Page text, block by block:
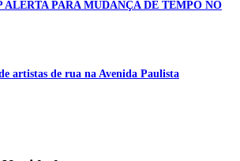
ALERTA PARA MUDANÇA DE TEMPO NO
artistas de rua na Avenida Paulista